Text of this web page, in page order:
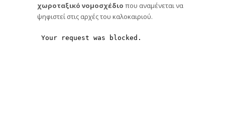
χωροταξικό νομοσχέδιο που αναμένεται να
ψηφιστεί στις αρχές του καλοκαιριού.